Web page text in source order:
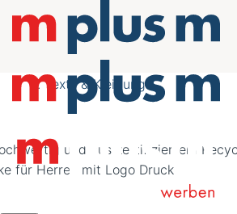
nachhaltig schöner werben
Textil & Kleidung